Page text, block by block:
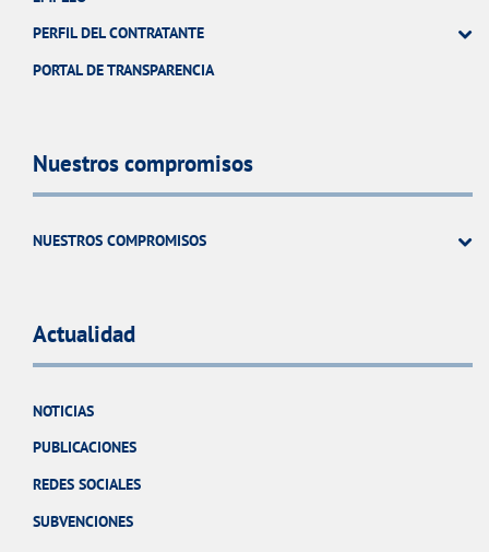
PERFIL DEL CONTRATANTE
PORTAL DE TRANSPARENCIA
Nuestros compromisos
NUESTROS COMPROMISOS
Actualidad
NOTICIAS
PUBLICACIONES
REDES SOCIALES
SUBVENCIONES